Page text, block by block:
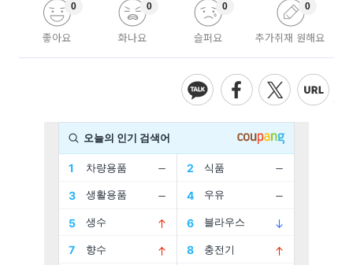
좋아요
0
화나요
0
슬퍼요
0
추가취재 원해요
0